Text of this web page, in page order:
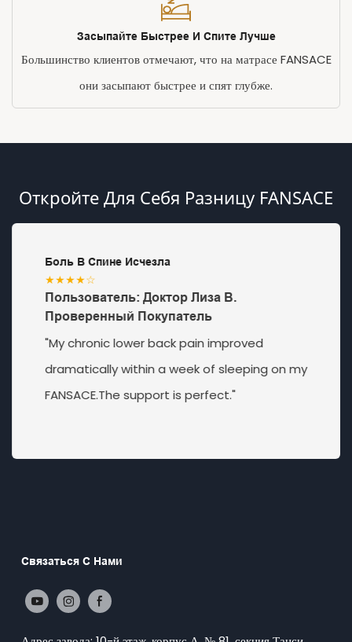
Засыпайте Быстрее И Спите Лучше
Большинство клиентов отмечают, что на матрасе FANSACE
они засыпают быстрее и спят глубже.
Откройте Для Себя Разницу FANSACE
Боль В Спине Исчезла
★★★★☆
Пользователь: Доктор Лиза В.
Проверенный Покупатель
"My chronic lower back pain improved
dramatically within a week of sleeping on my
FANSACE.The support is perfect."
Связаться С Нами